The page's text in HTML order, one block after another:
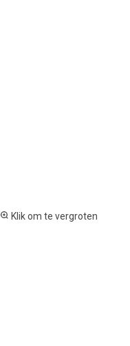
Klik om te vergroten